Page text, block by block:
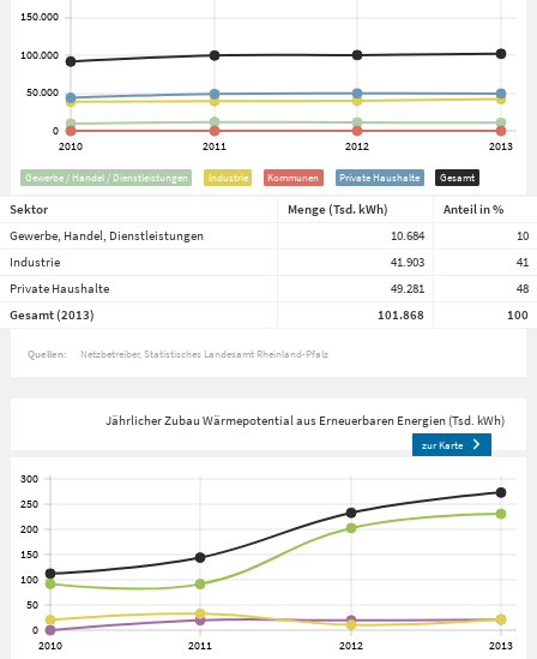
Gewerbe / Handel / Dienstleistungen Industrie Kommunen Private Haushalte Gesamt
Sektor Menge (Tsd. kWh)
Anteil in %
Gewerbe, Handel, Dienstleistungen
10.684
10
Industrie
41.903
41
Private Haushalte
49.281
48
Gesamt (2013)
101.868 100
Quellen: Netzbetreiber Statistisches Landesamt Rheinland-Pfalz
Jährlicher Zubau Wärmepotential aus Erneuerbaren Energien (Tsd. kWh)
zur Karte